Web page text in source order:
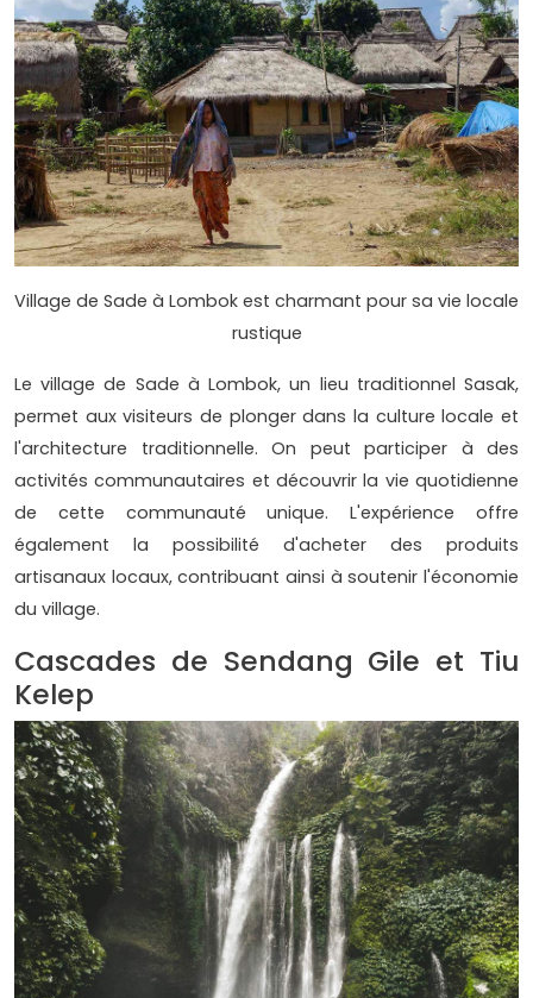
Village de Sade à Lombok est charmant pour sa vie locale
rustique
Le village de Sade à Lombok, un lieu traditionnel Sasak,
permet aux visiteurs de plonger dans la culture locale et
l'architecture traditionnelle. On peut participer à des
activités communautaires et découvrir la vie quotidienne
de cette communauté unique. L'expérience offre
également la possibilité d'acheter des produits
artisanaux locaux, contribuant ainsi à soutenir l'économie
du village.
Cascades de Sendang Gile et Tiu
Kelep